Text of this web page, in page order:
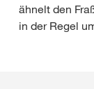
ähnelt den
in der Regel